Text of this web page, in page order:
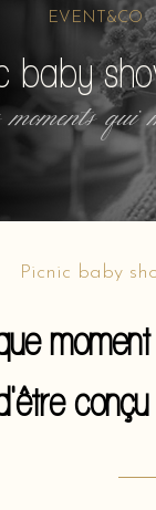
baby
qui
Picnic baby